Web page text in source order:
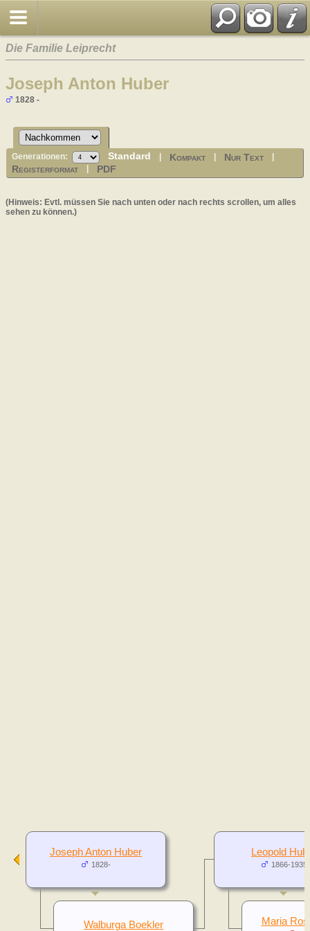
Die Familie Leiprecht
Joseph Anton Huber
1828 -
Generationen: Standard Kompakt Nur Text
Registerformat PDF
(Hinweis: Evtl. müssen Sie nach unten oder nach rechts scrollen, um alles
sehen zu können.)
Leopold
1866-1935
Maria
Joseph Anton Huber
1828-
Walburga Boekler